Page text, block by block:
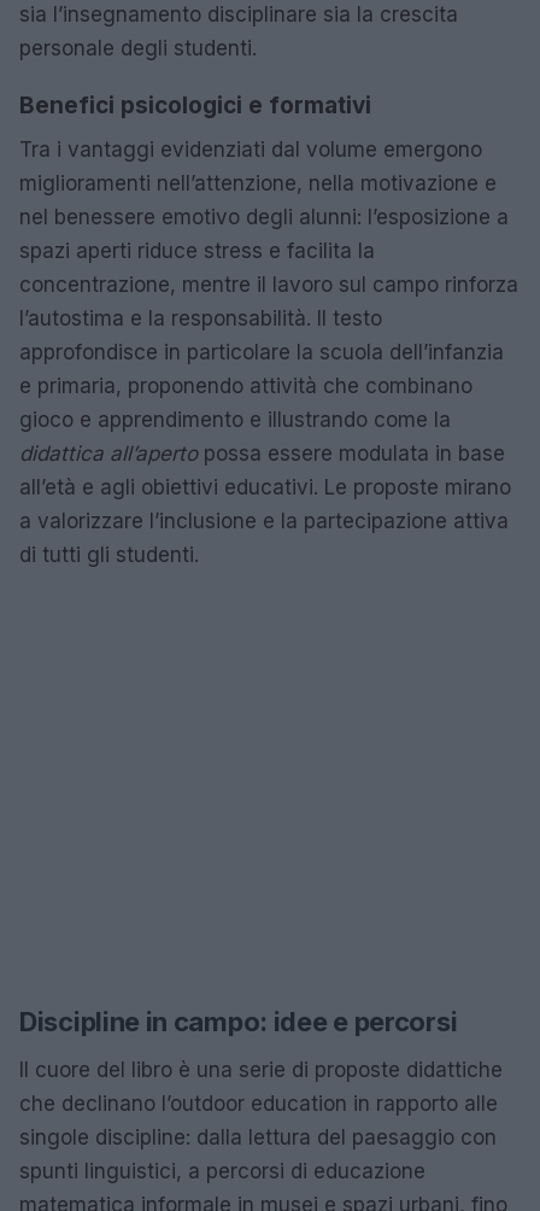
sia l’insegnamento disciplinare sia la crescita
personale degli studenti.
Benefici psicologici e formativi
Tra i vantaggi evidenziati dal volume emergono
miglioramenti nell’attenzione, nella motivazione e
nel benessere emotivo degli alunni: l’esposizione a
spazi aperti riduce stress e facilita la
concentrazione, mentre il lavoro sul campo rinforza
l’autostima e la responsabilità. Il testo
approfondisce in particolare la scuola dell’infanzia
e primaria, proponendo attività che combinano
gioco e apprendimento e illustrando come la
didattica all’apertopossa essere modulata in base
all’età e agli obiettivi educativi. Le proposte mirano
a valorizzare l’inclusione e la partecipazione attiva
di tutti gli studenti.
Discipline in campo: idee e percorsi
Il cuore del libro è una serie di proposte didattiche
che declinano l’outdoor education in rapporto alle
singole discipline: dalla lettura del paesaggio con
spunti linguistici, a percorsi di educazione
matematica informale in musei e spazi urbani, fino